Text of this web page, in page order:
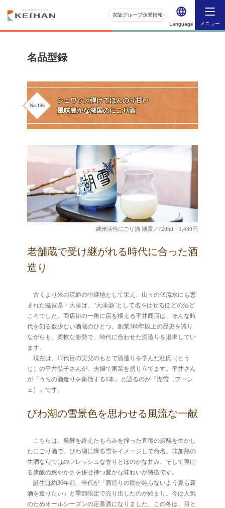
Language メニュー
京阪グループ企業情報
名品型録
No.196
シュワッと弾けてほんのり甘い
風味豊かな湖国のにごり酒
純米活性にごり酒 湖雪／720ml・1,430円
老舗蔵で受け継がれる時代に合った酒
造り
古くより米の流通の中継地として栄え、山々の伏流水にも恵
まれた滋賀県・大津は、“大津酒”として名をはせるほどの酒ど
ころでした。商店街の一角に店を構える平井商店は、そんな時
代を知る数少ない酒蔵のひとつ。創業360年以上の歴史を誇り
ながらも、柔軟な姿勢で、時代に合わせた酒造りを追求してい
ます。
現在は、17代目の実父のもとで酒造りを学んだ杜氏（とう
じ）の平井弘子さんが、夫婦で家業を盛り立てます。平井さん
が「うちの酒造りを象徴する1本」と語るのが『湖雪（フーシ
ェ）』です。
びわ湖の雪景色を思わせる風流な一献
こちらは、発酵を終えたもろみを搾った直後の炭酸を生かし
たにごり酒で、びわ湖に降る雪をイメージして命名。非加熱の
生酒ならではのフレッシュな香りとほのかな甘み、そして弾け
る炭酸の爽やかさを併せ持つ豊かな味わいが特徴です。
誕生は約30年前、当代が「酒造りの勘が鈍らないよう夏も新
酒を造りたい」と季節限定で売り出したのが始まり。今は人気
のためオールシーズンの定番酒になりました。この冬は、目と